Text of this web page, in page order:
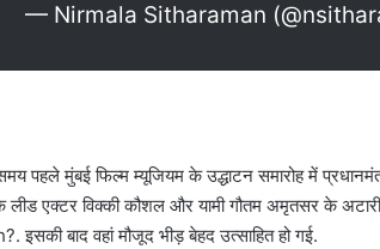
— Nirmala Sitharaman
पहले मुंबई फिल्म म्यूजियम के उद्धाटन समारोह में
लीड एक्टर विक्की कौशल और यामी गौतम अमृतसर के
इसकी बाद वहां मौजूद भीड़ बेहद उत्साहित हो गई.